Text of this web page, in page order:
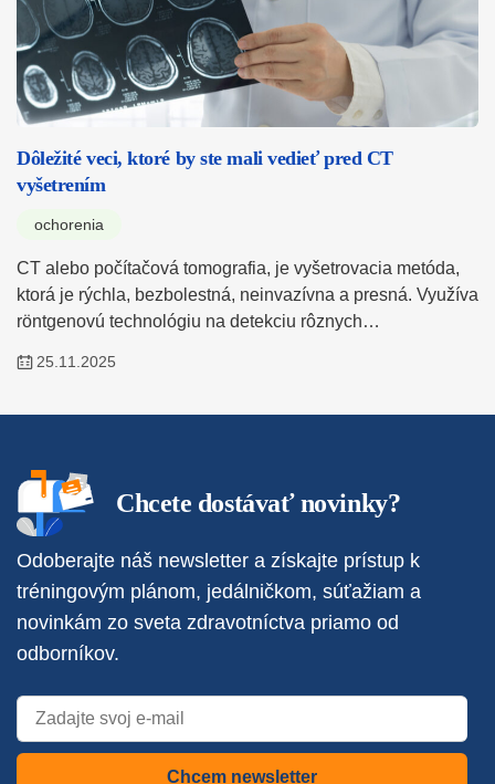
Dôležité veci, ktoré by ste mali vedieť pred CT
vyšetrením
ochorenia
CT alebo počítačová tomografia, je vyšetrovacia metóda,
ktorá je rýchla, bezbolestná, neinvazívna a presná. Využíva
röntgenovú technológiu na detekciu rôznych…
25.11.2025
Chcete dostávať novinky?
Odoberajte náš newsletter a získajte prístup k
tréningovým plánom, jedálničkom, súťažiam a
novinkám zo sveta zdravotníctva priamo od
odborníkov.
Chcem newsletter